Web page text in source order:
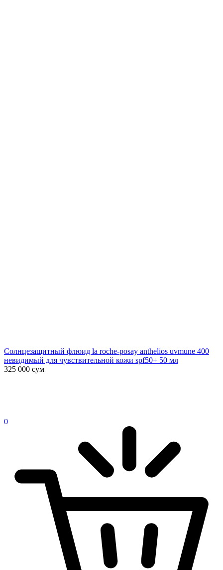
Солнцезащитный флюид la roche-posay anthelios uvmune 400
невидимый для чувствительной кожи spf50+ 50 мл
325 000 сум
0